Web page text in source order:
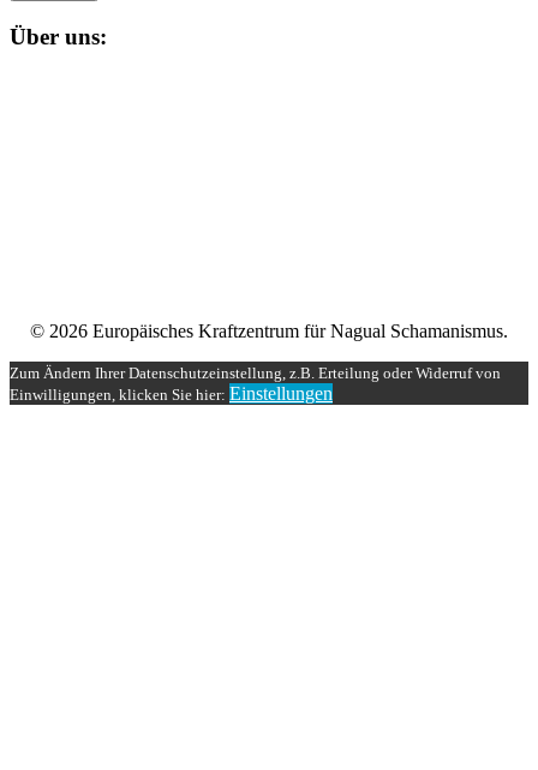
Über uns:
© 2026 Europäisches Kraftzentrum für Nagual Schamanismus.
Zum Ändern Ihrer Datenschutzeinstellung, z.B. Erteilung oder Widerruf von
Einwilligungen, klicken Sie hier: Einstellungen